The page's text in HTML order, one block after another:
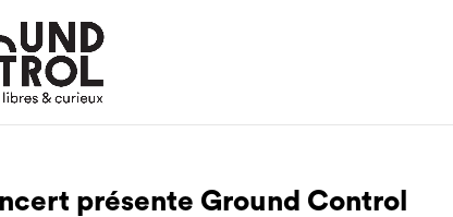
présente Ground Control